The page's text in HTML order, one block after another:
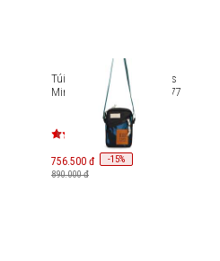
Túi đeo chéo Topo Designs
Mini Shoulder Bag 1L 29377
756.500 đ -15%
890.000 đ